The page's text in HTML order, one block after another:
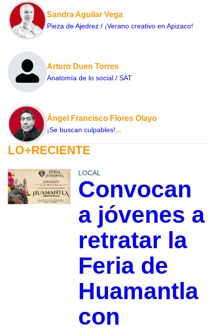
Sandra Aguilar Vega
Pieza de Ajedrez / ¡Verano creativo en Apizaco!
Arturo Duen Torres
Anatomía de lo social / SAT
Ángel Francisco Flores Olayo
¡Se buscan culpables!...
LO+RECIENTE
LOCAL
Convocan
a jóvenes a
retratar la
Feria de
Huamantla
con